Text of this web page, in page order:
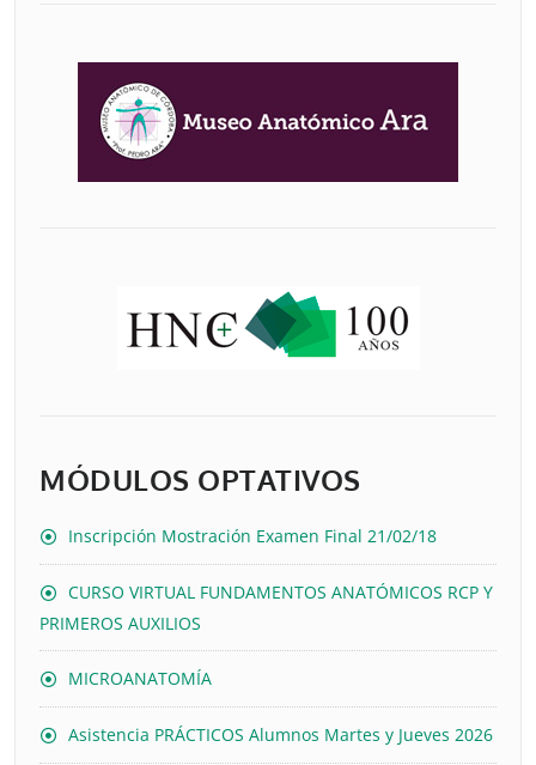
MÓDULOS OPTATIVOS
Inscripción Mostración Examen Final 21/02/18
CURSO VIRTUAL FUNDAMENTOS ANATÓMICOS RCP Y
PRIMEROS AUXILIOS
MICROANATOMÍA
Asistencia PRÁCTICOS Alumnos Martes y Jueves 2026